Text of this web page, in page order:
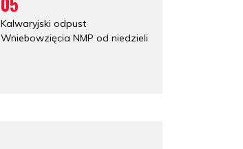
Kalwaryjski odpust
Wniebowzięcia NMP od niedzieli